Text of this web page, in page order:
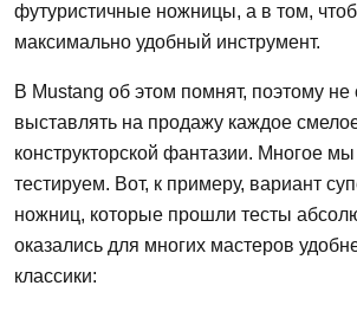
футуристичные ножницы, а в том,
максимально удобный инструмент.
В Mustang об этом помнят, поэтому не
выставлять на продажу каждое
конструкторской фантазии. Многое
тестируем. Вот, к примеру, вариант
ножниц, которые прошли тесты
оказались для многих мастеров
классики: